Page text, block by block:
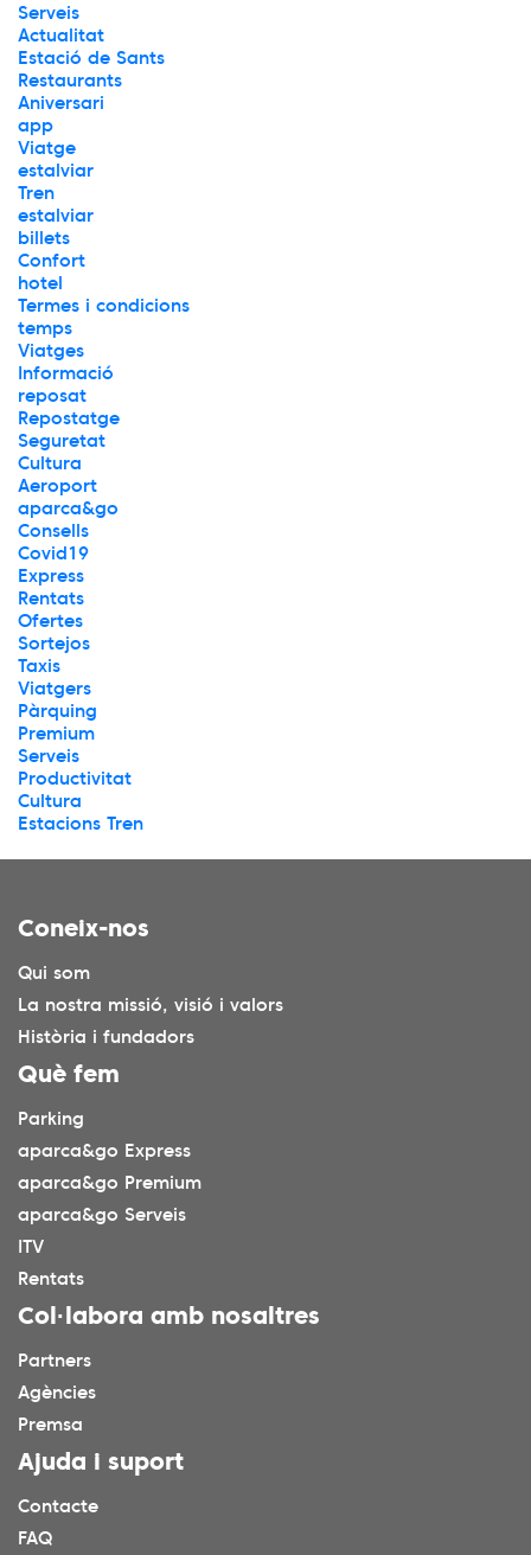
Serveis
Actualitat
Estació de Sants
Restaurants
Aniversari
app
Viatge
estalviar
Tren
estalviar
billets
Confort
hotel
Termes i condicions
temps
Viatges
Informació
reposat
Repostatge
Seguretat
Cultura
Aeroport
aparca&go
Consells
Covid19
Express
Rentats
Ofertes
Sortejos
Taxis
Viatgers
Pàrquing
Premium
Serveis
Productivitat
Cultura
Estacions Tren
Coneix-nos
Qui som
La nostra missió, visió i valors
Història i fundadors
Què fem
Parking
aparca&go Express
aparca&go Premium
aparca&go Serveis
ITV
Rentats
Col·labora amb nosaltres
Partners
Agències
Premsa
Ajuda i suport
Contacte
FAQ